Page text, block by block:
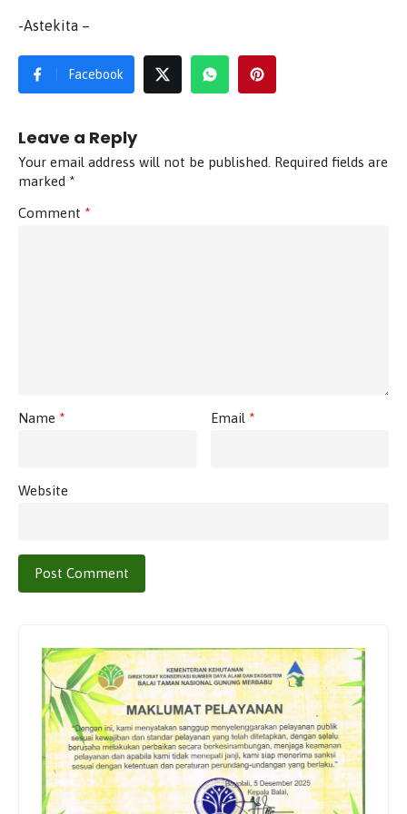
-Astekita –
Facebook
Leave a Reply
Your email address will not be published. Required fields are
marked *
Comment *
Name * Email *
Website